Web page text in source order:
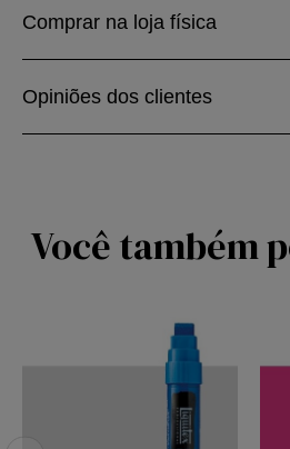
Comprar na loja física
Opiniões dos clientes
Você também